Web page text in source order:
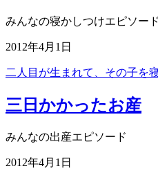
みんなの寝かしつけエピソード
2012年4月1日
二人目が生まれて、その子を
三日かかったお産
みんなの出産エピソード
2012年4月1日